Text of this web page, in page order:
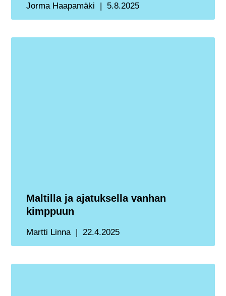
Jorma Haapamäki 5.8.2025
Maltilla ja ajatuksella vanhan
kimppuun
Martti Linna 22.4.2025